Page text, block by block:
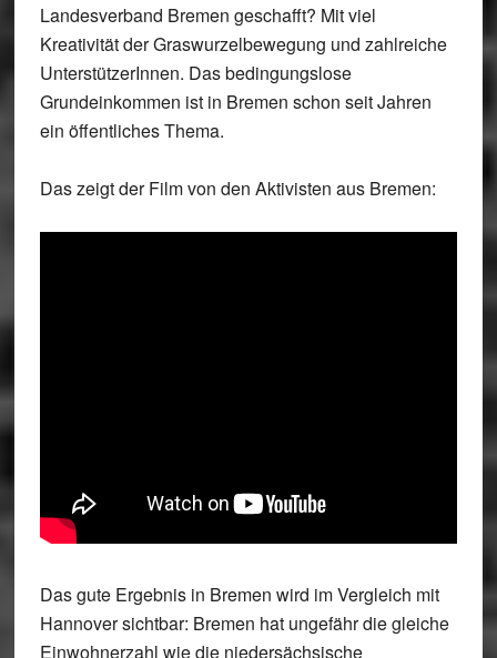
Landesverband Bremen geschafft? Mit viel
Kreativität der Graswurzelbewegung und zahlreiche
UnterstützerInnen. Das bedingungslose
Grundeinkommen ist in Bremen schon seit Jahren
ein öffentliches Thema.
Das zeigt der Film von den Aktivisten aus Bremen:
Das gute Ergebnis in Bremen wird im Vergleich mit
Hannover sichtbar: Bremen hat ungefähr die gleiche
Einwohnerzahl wie die niedersächsische